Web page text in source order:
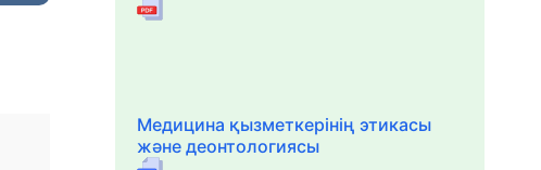
Медицина қызметкерінің этикасы
және деонтологиясы